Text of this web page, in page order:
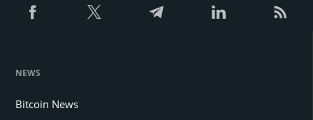
NEWS
Bitcoin News